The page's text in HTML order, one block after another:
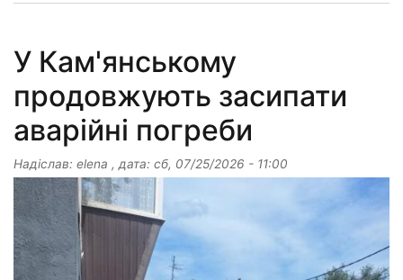
У Кам'янському
продовжують засипати
аварійні погреби
Надіслав: elena , дата: сб, 07/25/2026 - 11:00